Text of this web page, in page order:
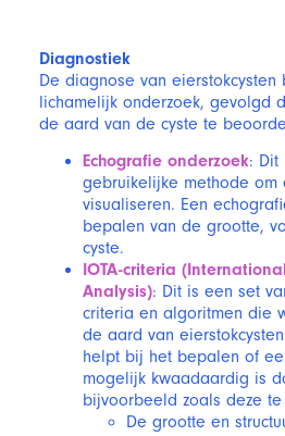
Diagnostiek
De diagnose van eierstokcysten
lichamelijk onderzoek, gevolgd
de aard van de cyste te
Echografie onderzoek: Dit
gebruikelijke methode om
visualiseren. Een
bepalen van de grootte,
cyste.
IOTA-criteria
Analysis): Dit is een set
criteria en algoritmen die
de aard van
helpt bij het bepalen of
mogelijk kwaadaardig is
bijvoorbeeld zoals deze te
De grootte en